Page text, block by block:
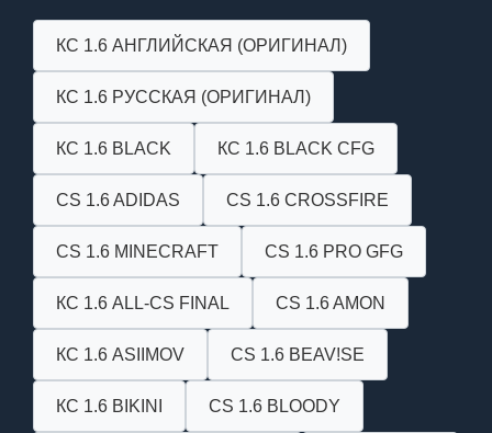
КС 1.6 АНГЛИЙСКАЯ (ОРИГИНАЛ)
КС 1.6 РУССКАЯ (ОРИГИНАЛ)
КС 1.6 BLACK КС 1.6 BLACK CFG
CS 1.6 ADIDAS CS 1.6 CROSSFIRE
CS 1.6 MINECRAFT CS 1.6 PRO GFG
КС 1.6 ALL-CS FINAL CS 1.6 AMON
КС 1.6 ASIIMOV CS 1.6 BEAV!SE
КС 1.6 BIKINI CS 1.6 BLOODY